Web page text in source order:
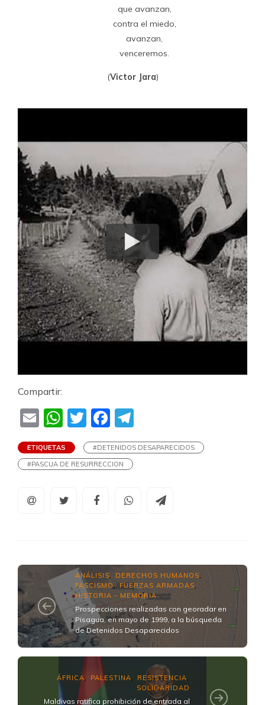
que avanzan,
contra el miedo,
avanzan,
venceremos.
(Victor Jara)
Compartir:
EmailWhatsApp
TwitterFacebook
ETIQUETAS
#DETENIDOS DESAPARECIDOS
#PASCUA DE RESURRECCION
ANÁLISIS DERECHOS HUMANOS
FASCISMO,FUERZAS ARMADAS
HISTORIA - MEMORIA
Prospecciones realizadas con georadar en
Pisagua, en mayo de 1999, a la búsqueda
de Detenidos Desaparecidos
ÁFRICA PALESTINA RESISTENCIA
SOLIDARIDAD
Maldivas ratifica prohibición de entrada al